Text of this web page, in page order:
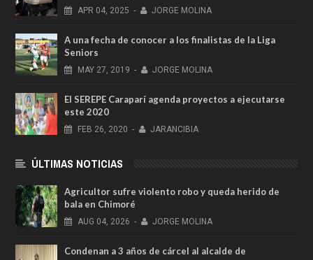
APR 04, 2025 - JORGE MOLINA
A una fecha de conocer a los finalistas de la Liga
Seniors
MAY 27, 2019 - JORGE MOLINA
El SEREPE Caraparí agenda proyectos a ejecutarse
este 2020
FEB 26, 2020 - JARANCIBIA
ÚLTIMAS NOTICIAS
Agricultor sufre violento robo y queda herido de
bala en Chimoré
AUG 04, 2026 - JORGE MOLINA
Condenan a 3 años de cárcel al alcalde de